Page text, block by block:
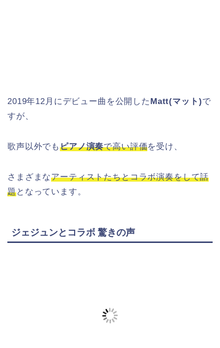
2019年12月にデビュー曲を公開した Matt(マット)で
すが、
歌声以外でもピアノ演奏で高い評価を受け、
さまざまなアーティストたちとコラボ演奏をして話
題となっています。
ジェジュンとコラボ 驚きの声